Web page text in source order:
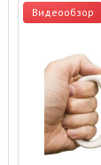
Видеообзор